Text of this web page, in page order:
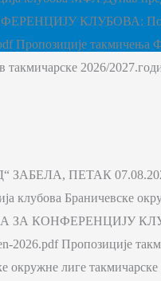
КЛУБОВА:
Пропозиције такмичења
2026/
ПЕТАК
клубова Браничевске
ЗА КОНФЕРЕНЦИЈУ
2026.pdf Пропозиције
окружне лиге